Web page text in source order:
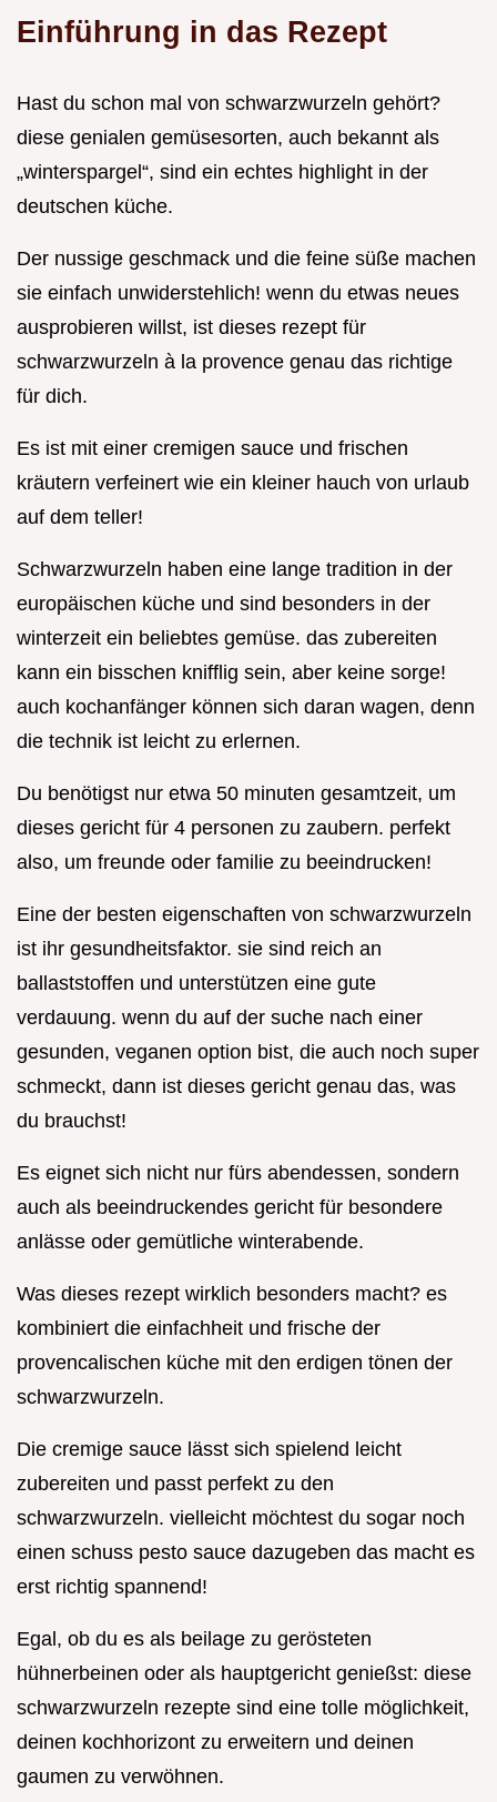
Einführung in das Rezept
Hast du schon mal von schwarzwurzeln gehört?
diese genialen gemüsesorten, auch bekannt als
„winterspargel“, sind ein echtes highlight in der
deutschen küche.
Der nussige geschmack und die feine süße machen
sie einfach unwiderstehlich! wenn du etwas neues
ausprobieren willst, ist dieses rezept für
schwarzwurzeln à la provence genau das richtige
für dich.
Es ist mit einer cremigen sauce und frischen
kräutern verfeinert wie ein kleiner hauch von urlaub
auf dem teller!
Schwarzwurzeln haben eine lange tradition in der
europäischen küche und sind besonders in der
winterzeit ein beliebtes gemüse. das zubereiten
kann ein bisschen knifflig sein, aber keine sorge!
auch kochanfänger können sich daran wagen, denn
die technik ist leicht zu erlernen.
Du benötigst nur etwa 50 minuten gesamtzeit, um
dieses gericht für 4 personen zu zaubern. perfekt
also, um freunde oder familie zu beeindrucken!
Eine der besten eigenschaften von schwarzwurzeln
ist ihr gesundheitsfaktor. sie sind reich an
ballaststoffen und unterstützen eine gute
verdauung. wenn du auf der suche nach einer
gesunden, veganen option bist, die auch noch super
schmeckt, dann ist dieses gericht genau das, was
du brauchst!
Es eignet sich nicht nur fürs abendessen, sondern
auch als beeindruckendes gericht für besondere
anlässe oder gemütliche winterabende.
Was dieses rezept wirklich besonders macht? es
kombiniert die einfachheit und frische der
provencalischen küche mit den erdigen tönen der
schwarzwurzeln.
Die cremige sauce lässt sich spielend leicht
zubereiten und passt perfekt zu den
schwarzwurzeln. vielleicht möchtest du sogar noch
einen schuss pesto sauce dazugeben das macht es
erst richtig spannend!
Egal, ob du es als beilage zu gerösteten
hühnerbeinen oder als hauptgericht genießst: diese
schwarzwurzeln rezepte sind eine tolle möglichkeit,
deinen kochhorizont zu erweitern und deinen
gaumen zu verwöhnen.